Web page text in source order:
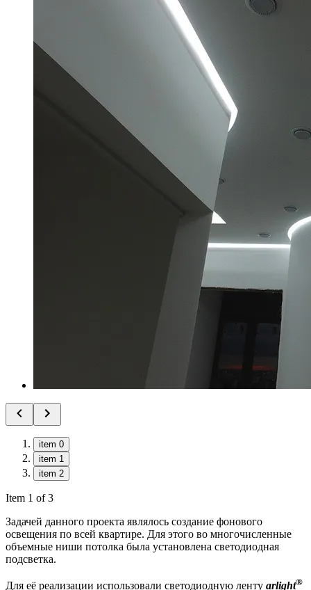
item 0
item 1
item 2
Item 1 of 3
Задачей данного проекта являлось создание фонового
освещения по всей квартире. Для этого во многочисленные
объемные ниши потолка была установлена светодиодная
подсветка.
Для её реализации использовали светодиодную ленту arlight®